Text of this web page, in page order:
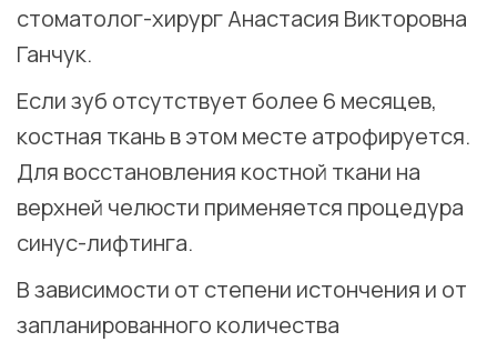
стоматолог-хирург Анастасия Викторовна
Ганчук. ⠀
Если зуб отсутствует более 6 месяцев,
костная ткань в этом месте атрофируется.
Для восстановления костной ткани на
верхней челюсти применяется процедура
синус-лифтинга. ⠀
В зависимости от степени истончения и от
запланированного количества